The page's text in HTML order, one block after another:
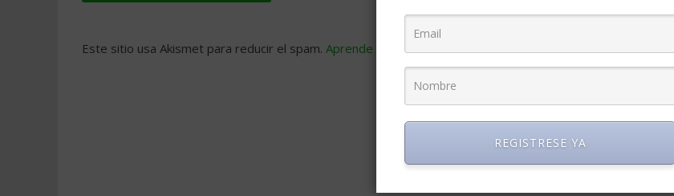
Este sitio usa Akismet para reducir el spam. Aprende cómo se procesan los datos de tus comentarios.
REGISTRESE YA